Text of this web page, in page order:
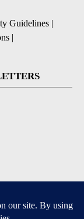
Guidelines |
|